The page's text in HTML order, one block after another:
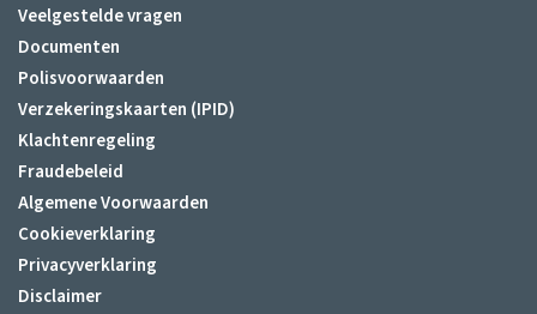
Veelgestelde vragen
Documenten
Polisvoorwaarden
Verzekeringskaarten (IPID)
Klachtenregeling
Fraudebeleid
Algemene Voorwaarden
Cookieverklaring
Privacyverklaring
Disclaimer